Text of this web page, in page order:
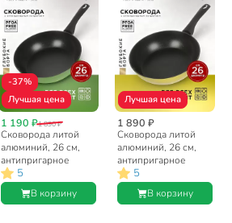
-37%
Лучшая цена
1 190 ₽1 890 ₽
Сковорода литой
алюминий, 26 см,
антипригарное
покрытие, Гурман,
Fresh green,
индукция,
5
В корзину
Лучшая цена
1 890 ₽
Сковорода литой
алюминий, 26 см,
антипригарное
покрытие, Гурман,
Fresh yellow,
индукция,
5
В корзину